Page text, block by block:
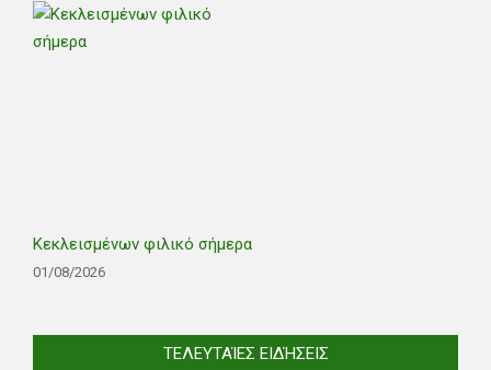
Κεκλεισμένων φιλικό σήμερα
01/08/2026
ΤΕΛΕΥΤΑΊΕΣ ΕΙΔΉΣΕΙΣ